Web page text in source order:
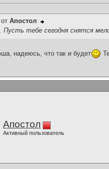
Апостол
тебе сегодня снятся
надеюсь, что так и будет
Апостол
Активный пользователь